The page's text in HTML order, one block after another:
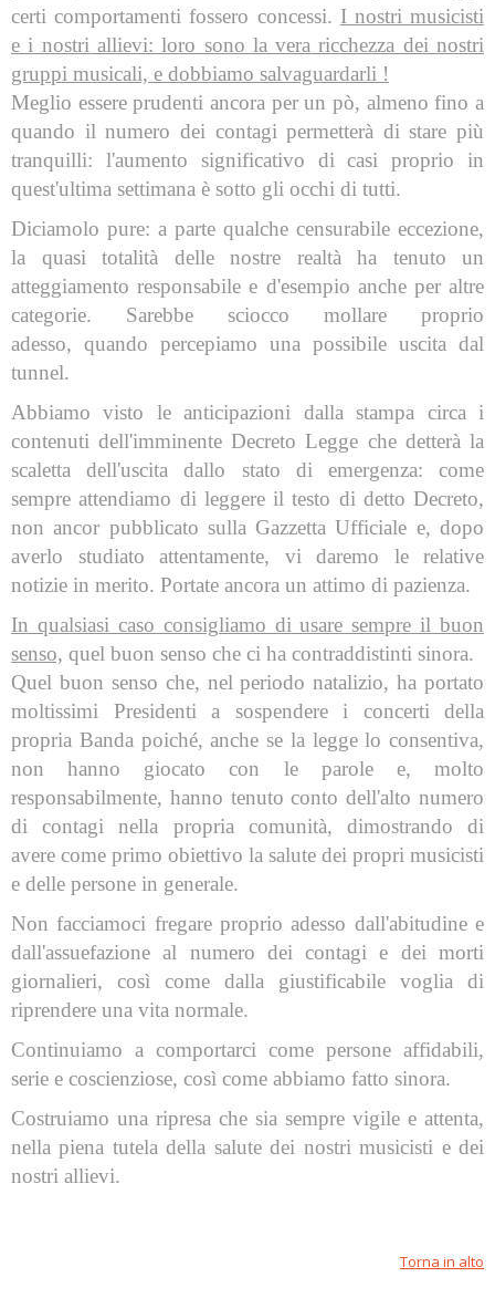
certi comportamenti fossero concessi. I nostri musicisti
e i nostri allievi: loro sono la vera ricchezza dei nostri
gruppi musicali, e dobbiamo salvaguardarli !
Meglio essere prudenti ancora per un pò, almeno fino a
quando il numero dei contagi permetterà di stare più
tranquilli: l'aumento significativo di casi proprio in
quest'ultima settimana è sotto gli occhi di tutti.
Diciamolo pure: a parte qualche censurabile eccezione,
la quasi totalità delle nostre realtà ha tenuto un
atteggiamento responsabile e d'esempio anche per altre
categorie. Sarebbe sciocco mollare proprio
adesso, quando percepiamo una possibile uscita dal
tunnel.
Abbiamo visto le anticipazioni dalla stampa circa i
contenuti dell'imminente Decreto Legge che detterà la
scaletta dell'uscita dallo stato di emergenza: come
sempre attendiamo di leggere il testo di detto Decreto,
non ancor pubblicato sulla Gazzetta Ufficiale e, dopo
averlo studiato attentamente, vi daremo le relative
notizie in merito. Portate ancora un attimo di pazienza.
In qualsiasi caso consigliamo di usare sempre il buon
senso, quel buon senso che ci ha contraddistinti sinora.
Quel buon senso che, nel periodo natalizio, ha portato
moltissimi Presidenti a sospendere i concerti della
propria Banda poiché, anche se la legge lo consentiva,
non hanno giocato con le parole e, molto
responsabilmente, hanno tenuto conto dell'alto numero
di contagi nella propria comunità, dimostrando di
avere come primo obiettivo la salute dei propri musicisti
e delle persone in generale.
Non facciamoci fregare proprio adesso dall'abitudine e
dall'assuefazione al numero dei contagi e dei morti
giornalieri, così come dalla giustificabile voglia di
riprendere una vita normale.
Continuiamo a comportarci come persone affidabili,
serie e coscienziose, così come abbiamo fatto sinora.
Costruiamo una ripresa che sia sempre vigile e attenta,
nella piena tutela della salute dei nostri musicisti e dei
nostri allievi.
Torna in alto